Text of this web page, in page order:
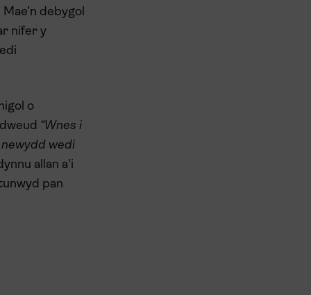
debygol
nifer y
o
“Wnes i
wedi
allan a’i
pan